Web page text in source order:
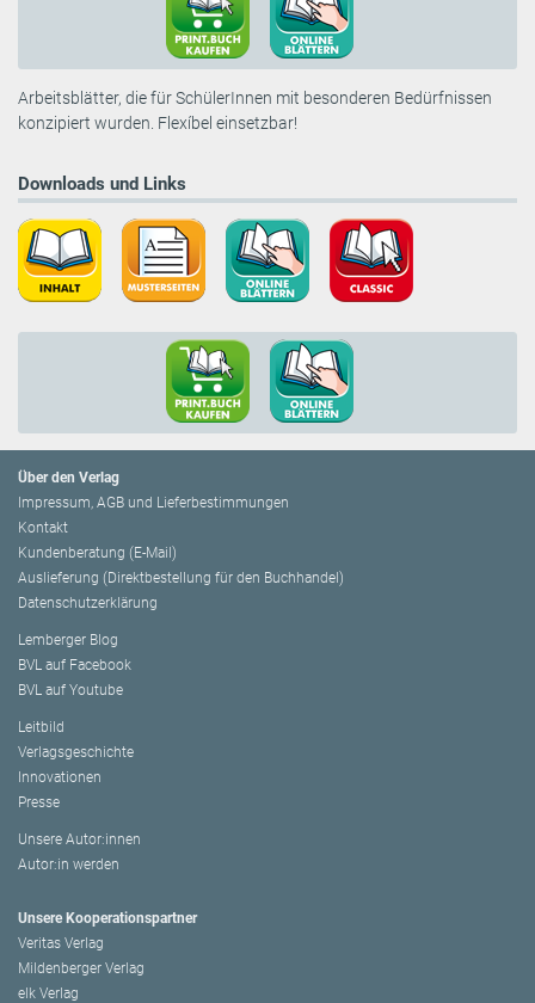
Arbeitsblätter, die für SchülerInnen mit besonderen Bedürfnissen
konzipiert wurden. Flexíbel einsetzbar!
Downloads und Links
Über den Verlag
Impressum, AGB und Lieferbestimmungen
Kontakt
Kundenberatung (E-Mail)
Auslieferung (Direktbestellung für den Buchhandel)
Datenschutzerklärung
Lemberger Blog
BVL auf Facebook
BVL auf Youtube
Leitbild
Verlagsgeschichte
Innovationen
Presse
Unsere Autor:innen
Autor:in werden
Unsere Kooperationspartner
Veritas Verlag
Mildenberger Verlag
elk Verlag